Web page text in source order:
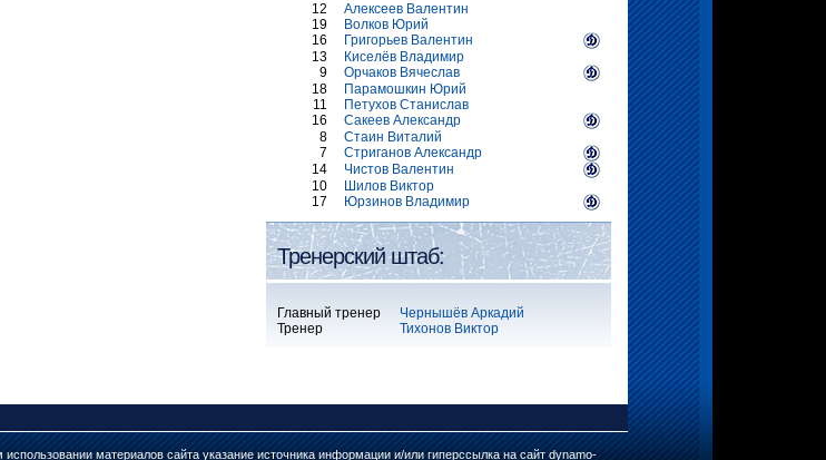
12
Алексеев Валентин
19
Волков Юрий
16
Григорьев Валентин
13
Киселёв Владимир
9
Орчаков Вячеслав
18
Парамошкин Юрий
11
Петухов Станислав
16
Сакеев Александр
8
Стаин Виталий
7
Стриганов Александр
14
Чистов Валентин
10
Шилов Виктор
17
Юрзинов Владимир
Тренерский штаб:
Главный тренер
Чернышёв Аркадий
Тренер
Тихонов Виктор
материалов сайта указание источника информации и/или гиперссылка на сайт dynamo-